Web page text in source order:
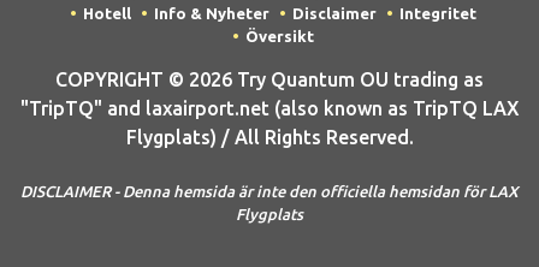
Hotell
Info & Nyheter Disclaimer
Integritet
Översikt
COPYRIGHT © 2026 Try Quantum OU trading as
"TripTQ" and laxairport.net (also known as TripTQ LAX
Flygplats) / All Rights Reserved.
DISCLAIMER - Denna hemsida är inte den officiella hemsidan för LAX
Flygplats